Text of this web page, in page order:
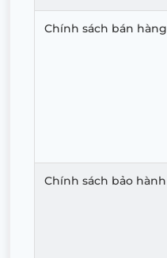
Chính sách bán hàng
Chính sách bảo hành